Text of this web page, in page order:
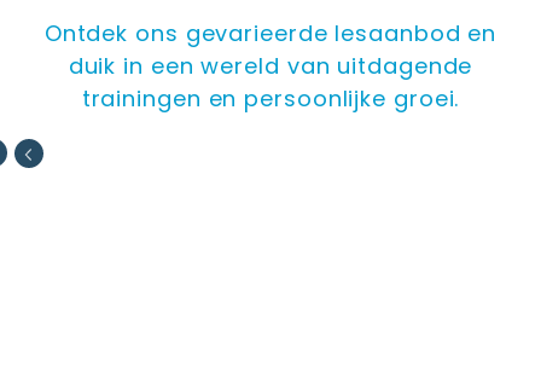
Ontdek ons gevarieerde lesaanbod en
duik in een wereld van uitdagende
trainingen en persoonlijke groei.